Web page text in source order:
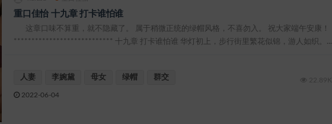
重口佳怡 十九章 打卡谁怕谁
这章口味不算重，就不隐藏了。 属于稍微正统的绿帽风格，不喜勿入。 祝大家端午安康！
**************************** 十九章 打卡谁怕谁 华灯初上，步行街里繁花似锦，游人如织。...
人妻 李婉黛 母女 绿帽 群交
2022-06-04